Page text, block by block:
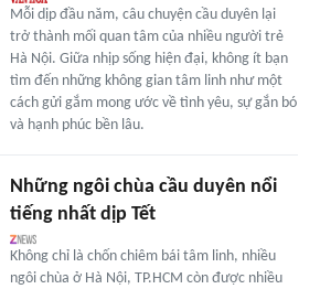
Mỗi dịp đầu năm, câu chuyện cầu duyên lại
trở thành mối quan tâm của nhiều người trẻ
Hà Nội. Giữa nhịp sống hiện đại, không ít bạn
tìm đến những không gian tâm linh như một
cách gửi gắm mong ước về tình yêu, sự gắn bó
và hạnh phúc bền lâu.
Những ngôi chùa cầu duyên nổi
tiếng nhất dịp Tết
Không chỉ là chốn chiêm bái tâm linh, nhiều
ngôi chùa ở Hà Nội, TP.HCM còn được nhiều